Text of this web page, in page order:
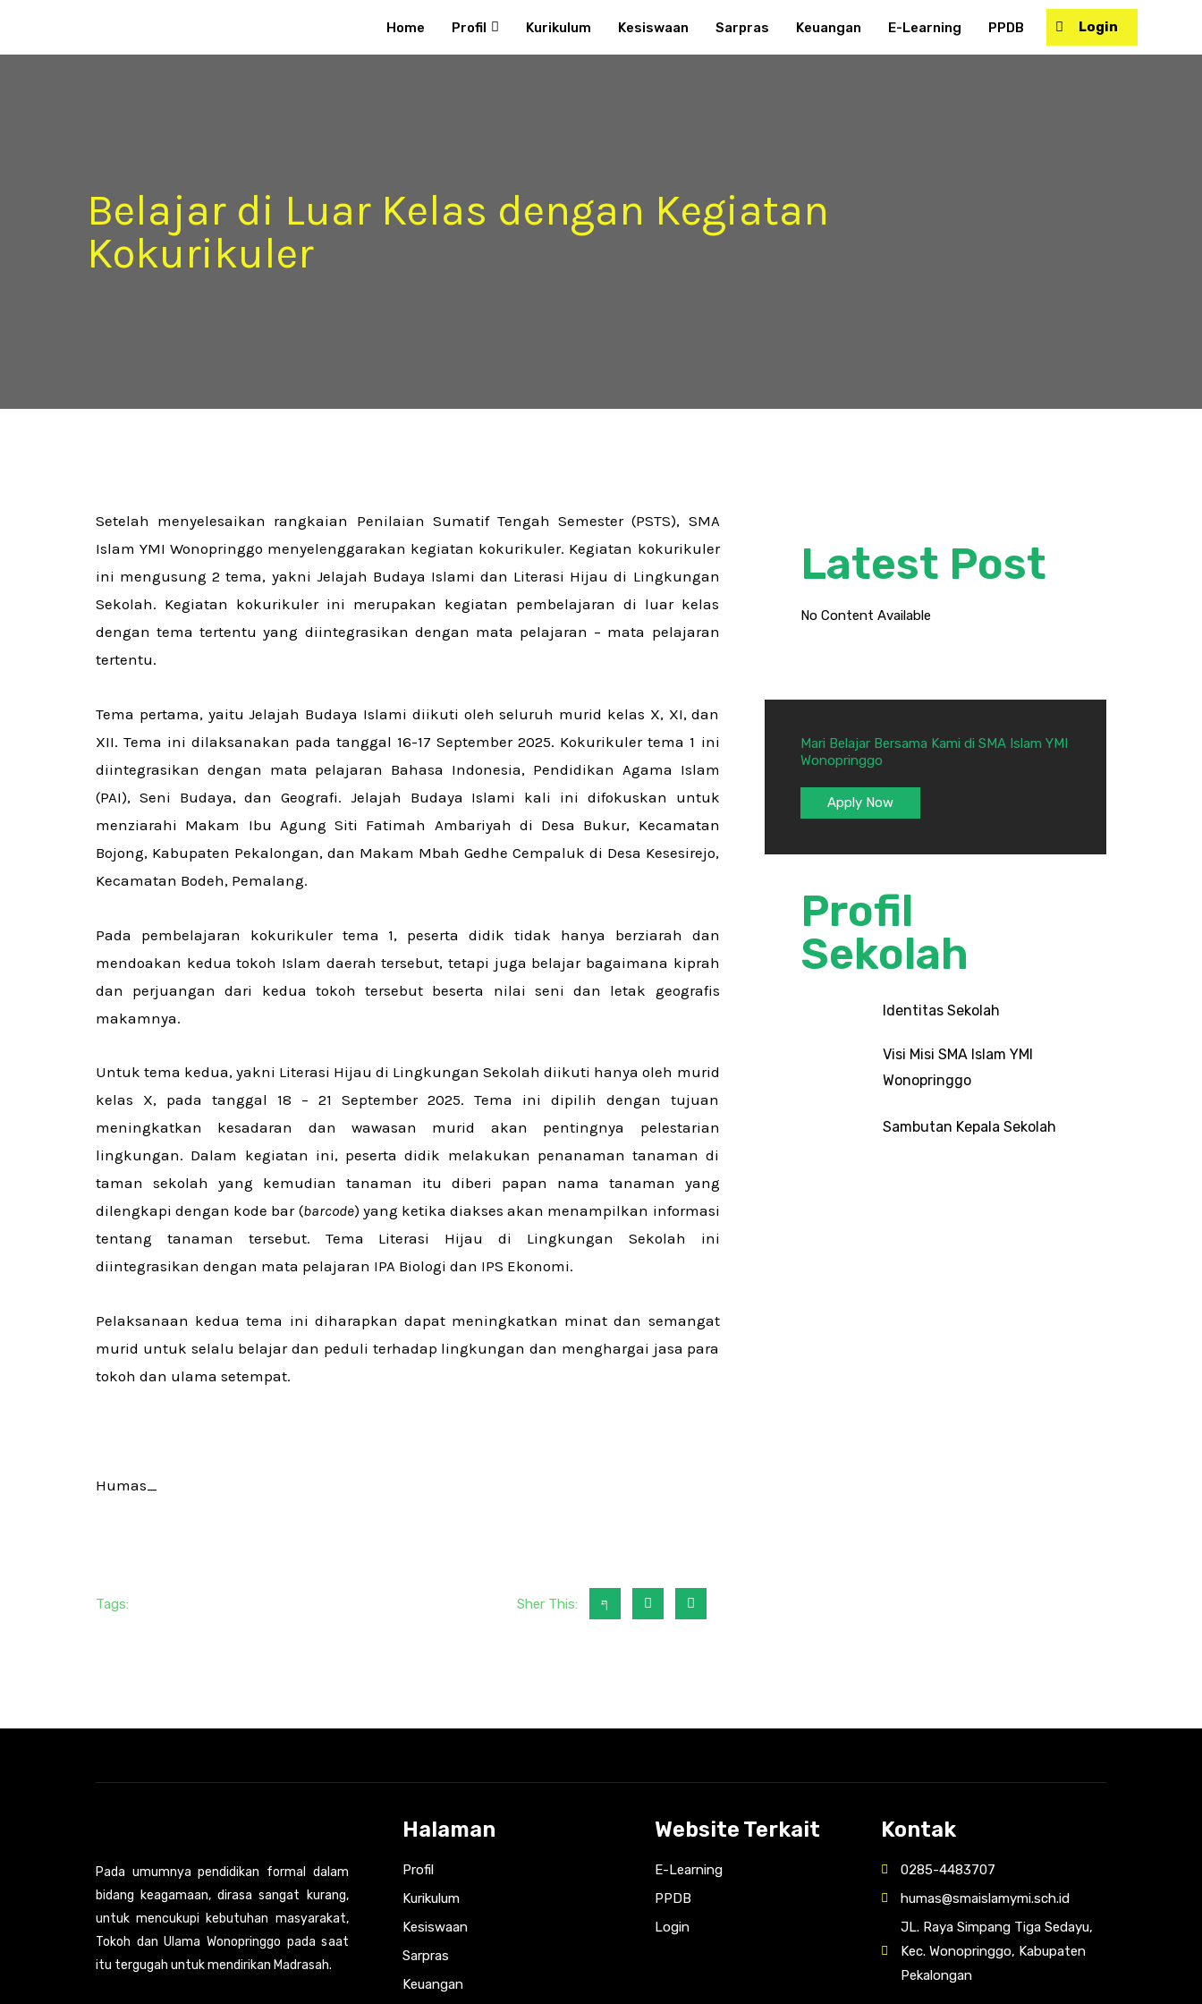
Home Profil Kurikulum Kesiswaan Sarpras Keuangan E-Learning PPDB Login
Belajar di Luar Kelas dengan Kegiatan
Kokurikuler
Setelah menyelesaikan rangkaian Penilaian Sumatif Tengah Semester (PSTS), SMA
Islam YMI Wonopringgo menyelenggarakan kegiatan kokurikuler. Kegiatan kokurikuler
ini mengusung 2 tema, yakni Jelajah Budaya Islami dan Literasi Hijau di Lingkungan
Sekolah. Kegiatan kokurikuler ini merupakan kegiatan pembelajaran di luar kelas
dengan tema tertentu yang diintegrasikan dengan mata pelajaran – mata pelajaran
tertentu.
Tema pertama, yaitu Jelajah Budaya Islami diikuti oleh seluruh murid kelas X, XI, dan
XII. Tema ini dilaksanakan pada tanggal 16-17 September 2025. Kokurikuler tema 1 ini
diintegrasikan dengan mata pelajaran Bahasa Indonesia, Pendidikan Agama Islam
(PAI), Seni Budaya, dan Geografi. Jelajah Budaya Islami kali ini difokuskan untuk
menziarahi Makam Ibu Agung Siti Fatimah Ambariyah di Desa Bukur, Kecamatan
Bojong, Kabupaten Pekalongan, dan Makam Mbah Gedhe Cempaluk di Desa Kesesirejo,
Kecamatan Bodeh, Pemalang.
Pada pembelajaran kokurikuler tema 1, peserta didik tidak hanya berziarah dan
mendoakan kedua tokoh Islam daerah tersebut, tetapi juga belajar bagaimana kiprah
dan perjuangan dari kedua tokoh tersebut beserta nilai seni dan letak geografis
makamnya.
Untuk tema kedua, yakni Literasi Hijau di Lingkungan Sekolah diikuti hanya oleh murid
kelas X, pada tanggal 18 – 21 September 2025. Tema ini dipilih dengan tujuan
meningkatkan kesadaran dan wawasan murid akan pentingnya pelestarian
lingkungan. Dalam kegiatan ini, peserta didik melakukan penanaman tanaman di
taman sekolah yang kemudian tanaman itu diberi papan nama tanaman yang
dilengkapi dengan kode bar (barcode) yang ketika diakses akan menampilkan informasi
tentang tanaman tersebut. Tema Literasi Hijau di Lingkungan Sekolah ini
diintegrasikan dengan mata pelajaran IPA Biologi dan IPS Ekonomi.
Pelaksanaan kedua tema ini diharapkan dapat meningkatkan minat dan semangat
murid untuk selalu belajar dan peduli terhadap lingkungan dan menghargai jasa para
tokoh dan ulama setempat.
Humas_
Tags: Sher This:
Latest Post
No Content Available
Mari Belajar Bersama Kami di SMA Islam YMI
Wonopringgo
Apply Now
Profil
Sekolah
Identitas Sekolah
Visi Misi SMA Islam YMI
Wonopringgo
Sambutan Kepala Sekolah
Pada umumnya pendidikan formal dalam
bidang keagamaan, dirasa sangat kurang,
untuk mencukupi kebutuhan masyarakat,
Tokoh dan Ulama Wonopringgo pada saat
itu tergugah untuk mendirikan Madrasah.
Halaman
Profil
Kurikulum
Kesiswaan
Sarpras
Keuangan
Website Terkait
E-Learning
PPDB
Login
Kontak
0285-4483707
humas@smaislamymi.sch.id
JL. Raya Simpang Tiga Sedayu,
Kec. Wonopringgo, Kabupaten
Pekalongan